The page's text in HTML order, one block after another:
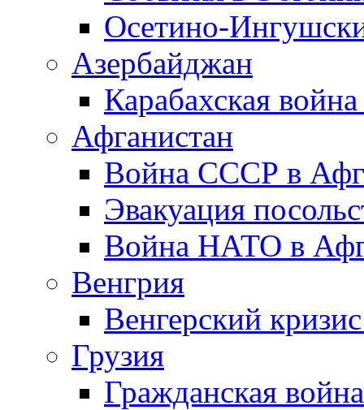
Осетино-
Азербайджан
Карабахская
Афганистан
Война СССР в
Эвакуация
Война НАТО в
Венгрия
Венгерский
Грузия
Гражданская